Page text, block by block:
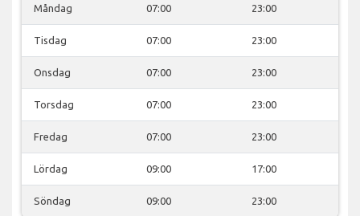
Måndag 07:00 23:00
Tisdag 07:00 23:00
Onsdag 07:00 23:00
Torsdag 07:00 23:00
Fredag 07:00 23:00
Lördag 09:00 17:00
Söndag 09:00 23:00